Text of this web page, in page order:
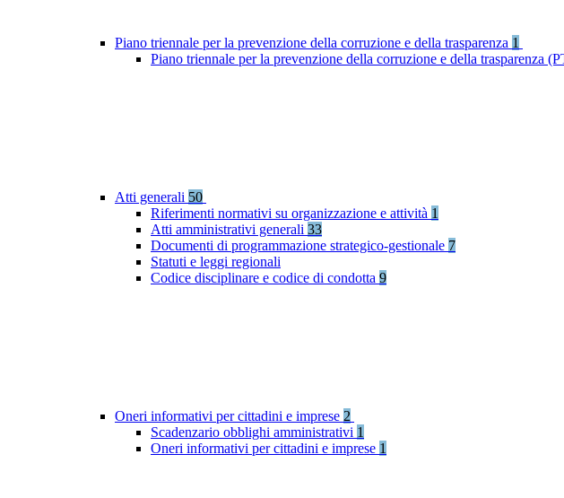
Piano triennale per la prevenzione della corruzione e della trasparenza 1
Piano triennale per la prevenzione della corruzione e della trasparenza
Atti generali 50
Riferimenti normativi su organizzazione e attività 1
Atti amministrativi generali 33
Documenti di programmazione strategico-gestionale 7
Statuti e leggi regionali
Codice disciplinare e codice di condotta 9
Oneri informativi per cittadini e imprese 2
Scadenzario obblighi amministrativi 1
Oneri informativi per cittadini e imprese 1